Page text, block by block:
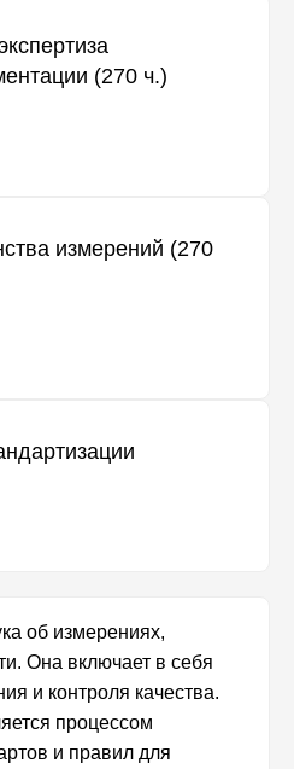
(270 ч.)
измерений (270
об измерениях,
Она включает в себя
и контроля качества.
процессом
и правил для